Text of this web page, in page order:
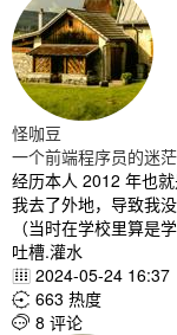
怪咖豆
一个前端程序员的迷茫
经历本人 2012 年也
我去了外地，导致我
（当时在学校里算是
吐槽.灌水
 2024-05-24 16:37
 663 热度
 8 评论